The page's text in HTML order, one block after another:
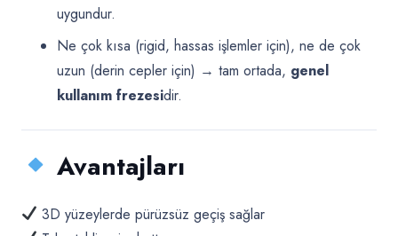
uygundur.
Ne çok kısa (rigid, hassas işlemler için), ne de çok
uzun (derin cepler için) → tam ortada, genel
kullanım frezesidir.
Avantajları
3D yüzeylerde pürüzsüz geçiş sağlar